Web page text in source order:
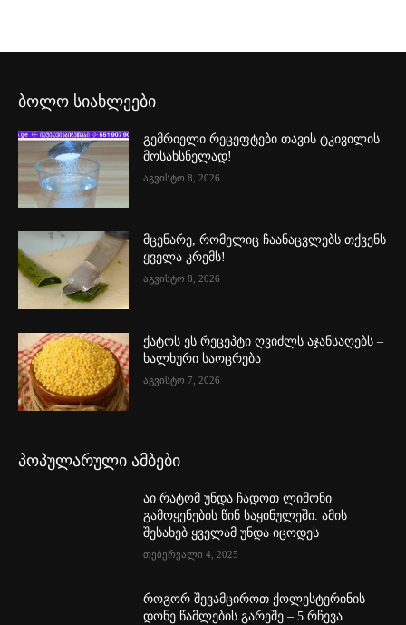
ბოლო სიახლეები
გემრიელი რეცეფტები თავის ტკივილის
მოსახსნელად!
აგვისტო 8, 2026
მცენარე, რომელიც ჩაანაცვლებს თქვენს
ყველა კრემს!
აგვისტო 8, 2026
ქატოს ეს რეცეპტი ღვიძლს აჯანსაღებს –
ხალხური საოცრება
აგვისტო 7, 2026
პოპულარული ამბები
აი რატომ უნდა ჩადოთ ლიმონი
გამოყენების წინ საყინულეში. ამის
შესახებ ყველამ უნდა იცოდეს
თებერვალი 4, 2025
როგორ შევამციროთ ქოლესტერინის
დონე წამლების გარეშე – 5 რჩევა